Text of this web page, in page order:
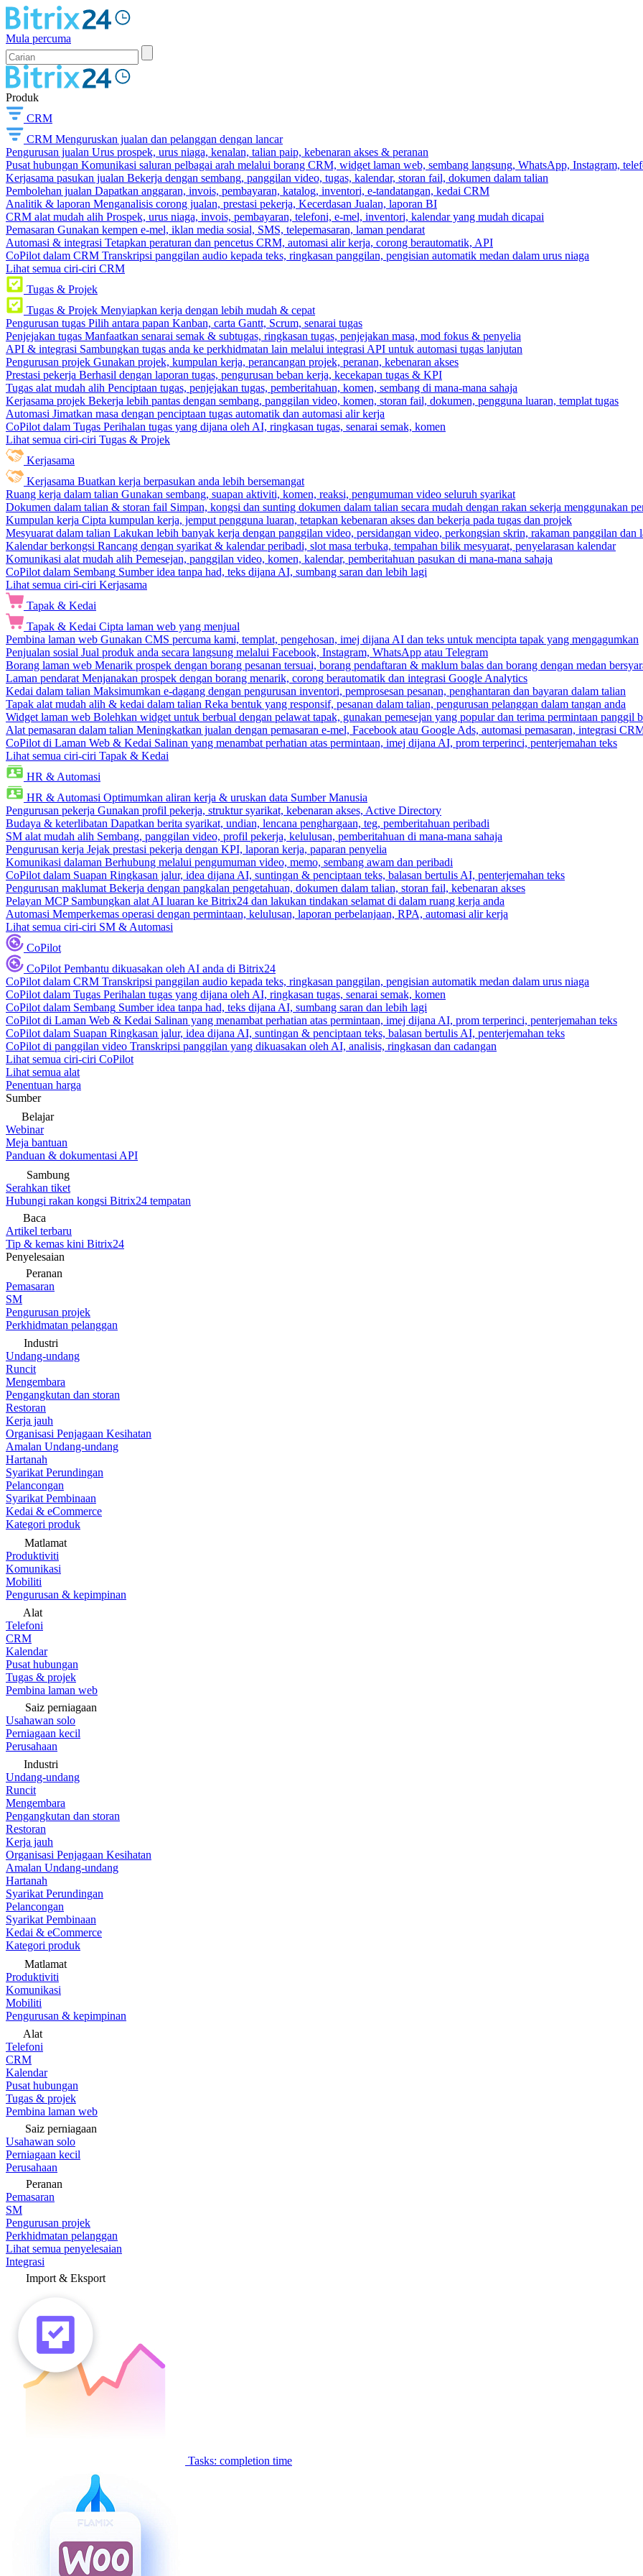
Mula percuma
Produk
CRM
CRM Menguruskan jualan dan pelanggan dengan lancar
Pengurusan jualan Urus prospek, urus niaga, kenalan, talian paip, kebenaran akses & peranan
Pusat hubungan Komunikasi saluran pelbagai arah melalui borang CRM, widget laman web, sembang langsung, WhatsApp, Instagram,
Kerjasama pasukan jualan Bekerja dengan sembang, panggilan video, tugas, kalendar, storan fail, dokumen dalam talian
Pembolehan jualan Dapatkan anggaran, invois, pembayaran, katalog, inventori, e-tandatangan, kedai CRM
Analitik & laporan Menganalisis corong jualan, prestasi pekerja, Kecerdasan Jualan, laporan BI
CRM alat mudah alih Prospek, urus niaga, invois, pembayaran, telefoni, e-mel, inventori, kalendar yang mudah dicapai
Pemasaran Gunakan kempen e-mel, iklan media sosial, SMS, telepemasaran, laman pendarat
Automasi & integrasi Tetapkan peraturan dan pencetus CRM, automasi alir kerja, corong berautomatik, API
CoPilot dalam CRM Transkripsi panggilan audio kepada teks, ringkasan panggilan, pengisian automatik medan dalam urus niaga
Lihat semua ciri-ciri CRM
Tugas & Projek
Tugas & Projek Menyiapkan kerja dengan lebih mudah & cepat
Pengurusan tugas Pilih antara papan Kanban, carta Gantt, Scrum, senarai tugas
Penjejakan tugas Manfaatkan senarai semak & subtugas, ringkasan tugas, penjejakan masa, mod fokus & penyelia
API & integrasi Sambungkan tugas anda ke perkhidmatan lain melalui integrasi API untuk automasi tugas lanjutan
Pengurusan projek Gunakan projek, kumpulan kerja, perancangan projek, peranan, kebenaran akses
Prestasi pekerja Berhasil dengan laporan tugas, pengurusan beban kerja, kecekapan tugas & KPI
Tugas alat mudah alih Penciptaan tugas, penjejakan tugas, pemberitahuan, komen, sembang di mana-mana sahaja
Kerjasama projek Bekerja lebih pantas dengan sembang, panggilan video, komen, storan fail, dokumen, pengguna luaran, templat tugas
Automasi Jimatkan masa dengan penciptaan tugas automatik dan automasi alir kerja
CoPilot dalam Tugas Perihalan tugas yang dijana oleh AI, ringkasan tugas, senarai semak, komen
Lihat semua ciri-ciri Tugas & Projek
Kerjasama
Kerjasama Buatkan kerja berpasukan anda lebih bersemangat
Ruang kerja dalam talian Gunakan sembang, suapan aktiviti, komen, reaksi, pengumuman video seluruh syarikat
Dokumen dalam talian & storan fail Simpan, kongsi dan sunting dokumen dalam talian secara mudah dengan rakan sekerja menggunakan
Kumpulan kerja Cipta kumpulan kerja, jemput pengguna luaran, tetapkan kebenaran akses dan bekerja pada tugas dan projek
Mesyuarat dalam talian Lakukan lebih banyak kerja dengan panggilan video, persidangan video, perkongsian skrin, rakaman panggilan dan
Kalendar berkongsi Rancang dengan syarikat & kalendar peribadi, slot masa terbuka, tempahan bilik mesyuarat, penyelarasan kalendar
Komunikasi alat mudah alih Pemesejan, panggilan video, komen, kalendar, pemberitahuan pasukan di mana-mana sahaja
CoPilot dalam Sembang Sumber idea tanpa had, teks dijana AI, sumbang saran dan lebih lagi
Lihat semua ciri-ciri Kerjasama
Tapak & Kedai
Tapak & Kedai Cipta laman web yang menjual
Pembina laman web Gunakan CMS percuma kami, templat, pengehosan, imej dijana AI dan teks untuk mencipta tapak yang mengagumkan
Penjualan sosial Jual produk anda secara langsung melalui Facebook, Instagram, WhatsApp atau Telegram
Borang laman web Menarik prospek dengan borang pesanan tersuai, borang pendaftaran & maklum balas dan borang dengan medan
Laman pendarat Menjanakan prospek dengan borang menarik, corong berautomatik dan integrasi Google Analytics
Kedai dalam talian Maksimumkan e-dagang dengan pengurusan inventori, pemprosesan pesanan, penghantaran dan bayaran dalam talian
Tapak alat mudah alih & kedai dalam talian Reka bentuk yang responsif, pesanan dalam talian, pengurusan pelanggan dalam tangan anda
Widget laman web Bolehkan widget untuk berbual dengan pelawat tapak, gunakan pemesejan yang popular dan terima permintaan panggil
Alat pemasaran dalam talian Meningkatkan jualan dengan pemasaran e-mel, Facebook atau Google Ads, automasi pemasaran, integrasi
CoPilot di Laman Web & Kedai Salinan yang menambat perhatian atas permintaan, imej dijana AI, prom terperinci, penterjemahan teks
Lihat semua ciri-ciri Tapak & Kedai
HR & Automasi
HR & Automasi Optimumkan aliran kerja & uruskan data Sumber Manusia
Pengurusan pekerja Gunakan profil pekerja, struktur syarikat, kebenaran akses, Active Directory
Budaya & keterlibatan Dapatkan berita syarikat, undian, lencana penghargaan, teg, pemberitahuan peribadi
SM alat mudah alih Sembang, panggilan video, profil pekerja, kelulusan, pemberitahuan di mana-mana sahaja
Pengurusan kerja Jejak prestasi pekerja dengan KPI, laporan kerja, paparan penyelia
Komunikasi dalaman Berhubung melalui pengumuman video, memo, sembang awam dan peribadi
CoPilot dalam Suapan Ringkasan jalur, idea dijana AI, suntingan & penciptaan teks, balasan bertulis AI, penterjemahan teks
Pengurusan maklumat Bekerja dengan pangkalan pengetahuan, dokumen dalam talian, storan fail, kebenaran akses
Pelayan MCP Sambungkan alat AI luaran ke Bitrix24 dan lakukan tindakan selamat di dalam ruang kerja anda
Automasi Memperkemas operasi dengan permintaan, kelulusan, laporan perbelanjaan, RPA, automasi alir kerja
Lihat semua ciri-ciri SM & Automasi
CoPilot
CoPilot Pembantu dikuasakan oleh AI anda di Bitrix24
CoPilot dalam CRM Transkripsi panggilan audio kepada teks, ringkasan panggilan, pengisian automatik medan dalam urus niaga
CoPilot dalam Tugas Perihalan tugas yang dijana oleh AI, ringkasan tugas, senarai semak, komen
CoPilot dalam Sembang Sumber idea tanpa had, teks dijana AI, sumbang saran dan lebih lagi
CoPilot di Laman Web & Kedai Salinan yang menambat perhatian atas permintaan, imej dijana AI, prom terperinci, penterjemahan teks
CoPilot dalam Suapan Ringkasan jalur, idea dijana AI, suntingan & penciptaan teks, balasan bertulis AI, penterjemahan teks
CoPilot di panggilan video Transkripsi panggilan yang dikuasakan oleh AI, analisis, ringkasan dan cadangan
Lihat semua ciri-ciri CoPilot
Lihat semua alat
Penentuan harga
Sumber
Belajar
Webinar
Meja bantuan
Panduan & dokumentasi API
Sambung
Serahkan tiket
Hubungi rakan kongsi Bitrix24 tempatan
Baca
Artikel terbaru
Tip & kemas kini Bitrix24
Penyelesaian
Peranan
Pemasaran
SM
Pengurusan projek
Perkhidmatan pelanggan
Industri
Undang-undang
Runcit
Mengembara
Pengangkutan dan storan
Restoran
Kerja jauh
Organisasi Penjagaan Kesihatan
Amalan Undang-undang
Hartanah
Syarikat Perundingan
Pelancongan
Syarikat Pembinaan
Kedai & eCommerce
Kategori produk
Matlamat
Produktiviti
Komunikasi
Mobiliti
Pengurusan & kepimpinan
Alat
Telefoni
CRM
Kalendar
Pusat hubungan
Tugas & projek
Pembina laman web
Saiz perniagaan
Usahawan solo
Perniagaan kecil
Perusahaan
Industri
Undang-undang
Runcit
Mengembara
Pengangkutan dan storan
Restoran
Kerja jauh
Organisasi Penjagaan Kesihatan
Amalan Undang-undang
Hartanah
Syarikat Perundingan
Pelancongan
Syarikat Pembinaan
Kedai & eCommerce
Kategori produk
Matlamat
Produktiviti
Komunikasi
Mobiliti
Pengurusan & kepimpinan
Alat
Telefoni
CRM
Kalendar
Pusat hubungan
Tugas & projek
Pembina laman web
Saiz perniagaan
Usahawan solo
Perniagaan kecil
Perusahaan
Peranan
Pemasaran
SM
Pengurusan projek
Perkhidmatan pelanggan
Lihat semua penyelesaian
Integrasi
Import & Eksport
Tasks: completion time